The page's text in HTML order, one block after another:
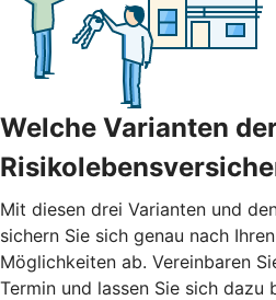
Welche Varianten
Mit diesen drei Varianten und
sichern Sie sich genau nach
Möglichkeiten ab. Vereinbaren
Termin und lassen Sie sich dazu